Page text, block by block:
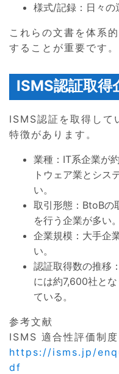
様式/記録：日々の
これらの文書を体系
することが重要です。
ISMS認証取得
ISMS認証を取得して
特徴があります。
業種：IT系企業が
トウェア業とシス
い。
取引形態：BtoBの
を行う企業が多い。
企業規模：大手企
い。
認証取得数の推移
には約7,600社と
ている。
参考文献
ISMS 適合性評価制
https://isms.jp/
df